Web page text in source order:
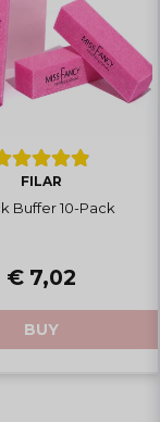
FILAR
Buffer 10-Pack
€ 7,02
BUY